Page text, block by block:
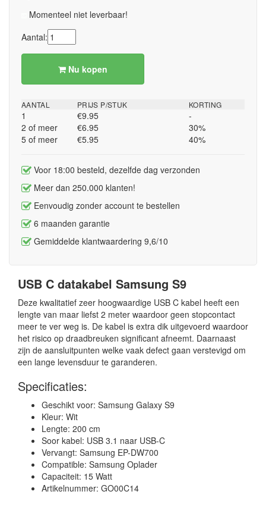
Momenteel niet leverbaar!
Aantal:
Nu kopen
AANTAL
1
2 of meer
5 of meer
PRIJS P/STUK
€9.95
€6.95
€5.95
KORTING
-
30%
40%
Voor 18:00 besteld, dezelfde dag verzonden
Meer dan 250.000 klanten!
Eenvoudig zonder account te bestellen
6 maanden garantie
Gemiddelde klantwaardering 9,6/10
USB C datakabel Samsung S9
Deze kwalitatief zeer hoogwaardige USB C kabel heeft een
lengte van maar liefst 2 meter waardoor geen stopcontact
meer te ver weg is. De kabel is extra dik uitgevoerd waardoor
het risico op draadbreuken significant afneemt. Daarnaast
zijn de aansluitpunten welke vaak defect gaan verstevigd om
een lange levensduur te garanderen.
Specificaties:
Geschikt voor: Samsung Galaxy S9
Kleur: Wit
Lengte: 200 cm
Soor kabel: USB 3.1 naar USB-C
Vervangt: Samsung EP-DW700
Compatible: Samsung Oplader
Capaciteit: 15 Watt
Artikelnummer: GO00C14